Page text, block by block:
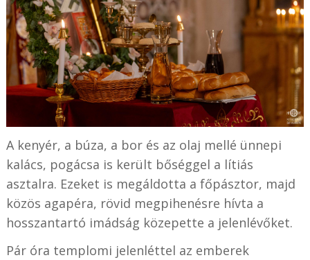
A kenyér, a búza, a bor és az olaj mellé ünnepi
kalács, pogácsa is került bőséggel a lítiás
asztalra. Ezeket is megáldotta a főpásztor, majd
közös agapéra, rövid megpihenésre hívta a
hosszantartó imádság közepette a jelenlévőket.
Pár óra templomi jelenléttel az emberek